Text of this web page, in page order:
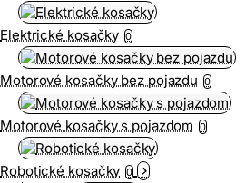
Elektrické kosačky 0
Motorové kosačky bez pojazdu 0
Motorové kosačky s pojazdom 0
Robotické kosačky 0